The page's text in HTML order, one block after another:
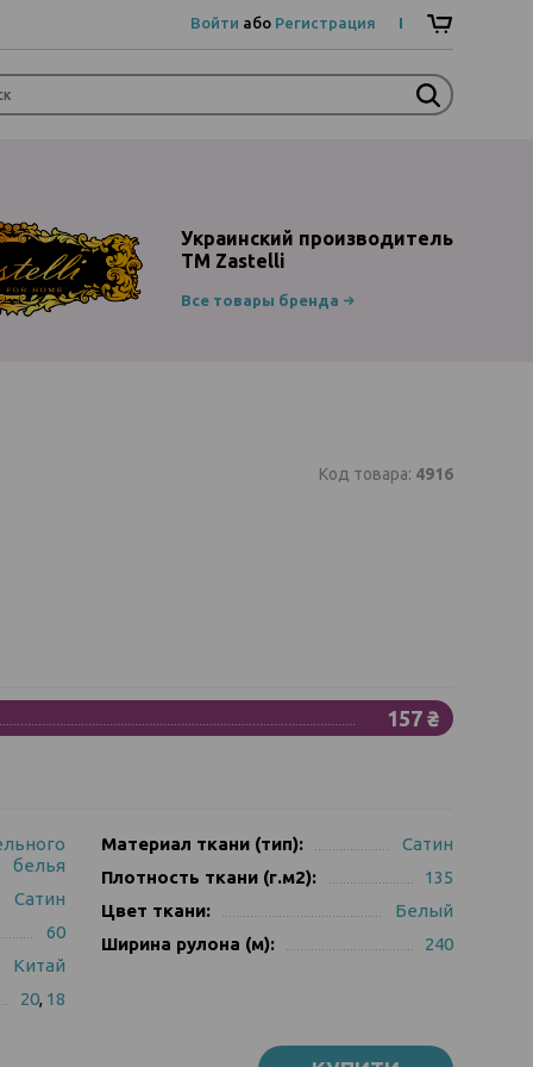
Войти або Регистрация
Украинский производитель
ТМ Zastelli
Все товары бренда
Код товара: 4916
157 ₴
белья
Сатин
60
Китай
20, 18
Материал ткани (тип):
Сатин
Плотность ткани (г.м2):
135
Цвет ткани:
Белый
Ширина рулона (м):
240